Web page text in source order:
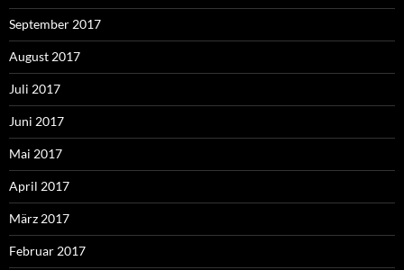
September 2017
August 2017
Juli 2017
Juni 2017
Mai 2017
April 2017
März 2017
Februar 2017